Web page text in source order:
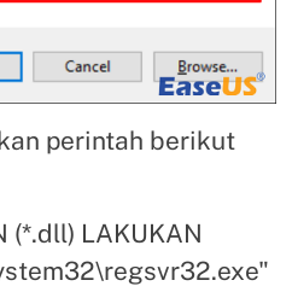
perintah berikut
(*.dll) LAKUKAN